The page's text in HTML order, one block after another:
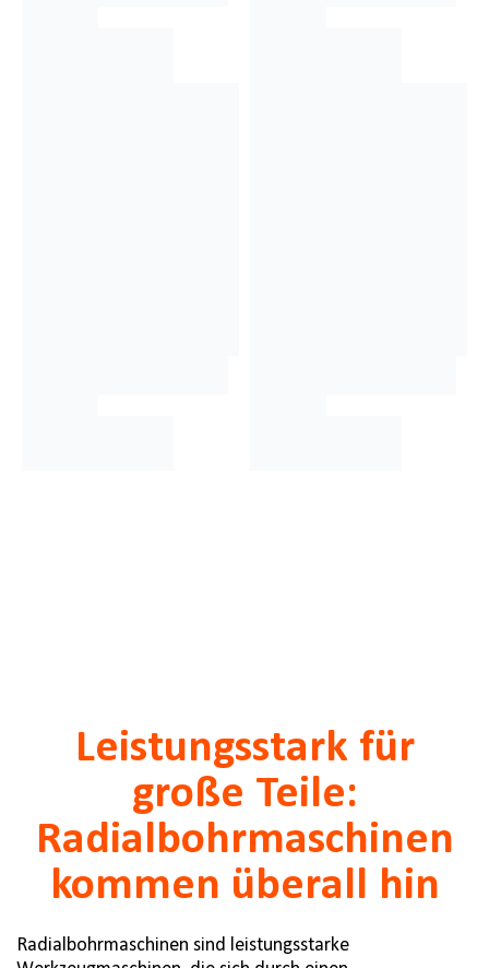
Leistungsstark für
große Teile:
Radialbohrmaschinen
kommen überall hin
Radialbohrmaschinen sind leistungsstarke